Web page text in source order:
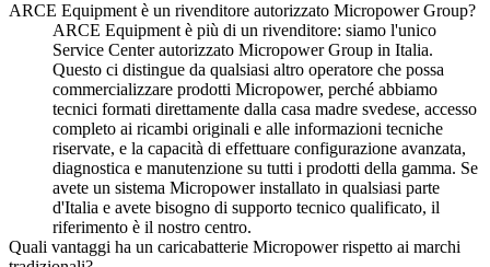
ARCE Equipment è un rivenditore autorizzato Micropower Group?
ARCE Equipment è più di un rivenditore: siamo l'unico
Service Center autorizzato Micropower Group in Italia.
Questo ci distingue da qualsiasi altro operatore che possa
commercializzare prodotti Micropower, perché abbiamo
tecnici formati direttamente dalla casa madre svedese, accesso
completo ai ricambi originali e alle informazioni tecniche
riservate, e la capacità di effettuare configurazione avanzata,
diagnostica e manutenzione su tutti i prodotti della gamma. Se
avete un sistema Micropower installato in qualsiasi parte
d'Italia e avete bisogno di supporto tecnico qualificato, il
riferimento è il nostro centro.
Quali vantaggi ha un caricabatterie Micropower rispetto ai marchi